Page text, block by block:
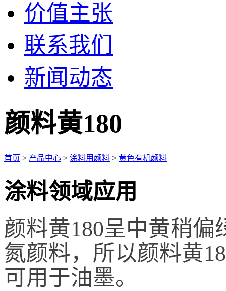
价值主张
联系我们
新闻动态
颜料黄180
首页 > 产品中心 > 涂料用颜料 > 黄色有机颜料
涂料领域应用
颜料黄180呈中黄稍
氮颜料，所以颜料黄
可用于油墨。